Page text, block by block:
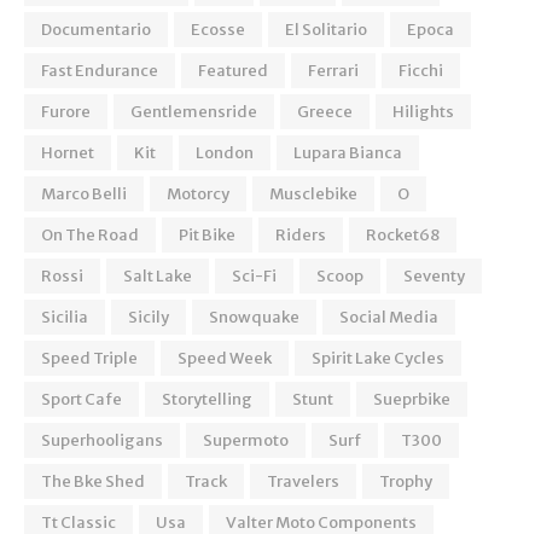
Documentario
Ecosse El Solitario
Epoca
Fast Endurance
Featured Ferrari
Ficchi
Furore
Gentlemensride Greece
Hilights
Hornet
Kit London
Lupara Bianca
Marco Belli
Motorcy Musclebike
O
On The Road
Pit Bike Riders
Rocket68
Rossi
Salt Lake Sci-Fi Scoop
Seventy
Sicilia
Sicily Snowquake
Social Media
Speed Triple
Speed Week
Spirit Lake Cycles
Sport Cafe
Storytelling Stunt
Sueprbike
Superhooligans
Supermoto Surf
T300
The Bke Shed
Track Travelers
Trophy
Tt Classic
Usa
Valter Moto Components